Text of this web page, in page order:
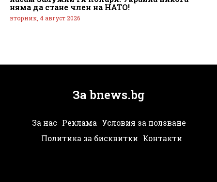
няма да стане член на НАТО!
вторник, 4 август 2026
За bnews.bg
За нас Реклама Условия за ползване
Политика за бисквитки Контакти